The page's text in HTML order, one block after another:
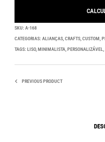
SKU: A-168
CATEGORIAS: ALIANÇAS,CRAFTS,CUSTOM,
TAGS: LISO, MINIMALISTA, PERSONALIZÁVEL,
PREVIOUS PRODUCT